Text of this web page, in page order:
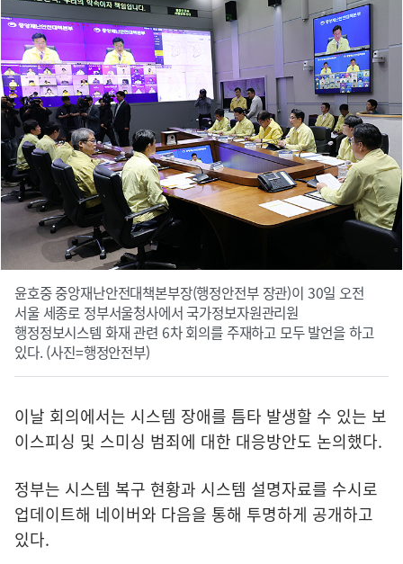
윤호중 중앙재난안전대책본부장(행정안전부 장관)이 30일 오전
서울 세종로 정부서울청사에서 국가정보자원관리원
행정정보시스템 화재 관련 6차 회의를 주재하고 모두 발언을 하고
있다. (사진=행정안전부)
이날 회의에서는 시스템 장애를 틈타 발생할 수 있는 보
이스피싱 및 스미싱 범죄에 대한 대응방안도 논의했다.
정부는 시스템 복구 현황과 시스템 설명자료를 수시로
업데이트해 네이버와 다음을 통해 투명하게 공개하고
있다.